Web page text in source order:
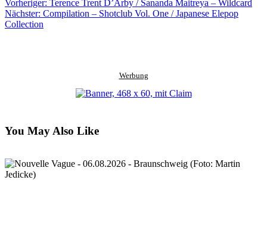
on
Facebook
URL
to
Link
via
Vorheriger: Terence Trent D’Arby / Sananda Maitreya – Wildcard
Nächster: Compilation – Shotclub Vol. One / Japanese Elepop
Collection
Werbung
You May Also Like